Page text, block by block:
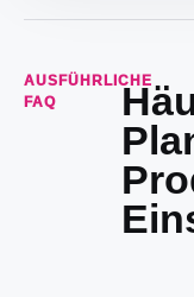
AUSFÜHRLICHE
FAQ